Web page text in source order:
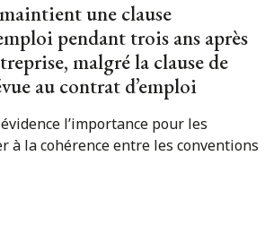
une clause
pendant trois ans après
malgré la clause de
au contrat d’emploi
l’importance pour les
à la cohérence entre les conventions